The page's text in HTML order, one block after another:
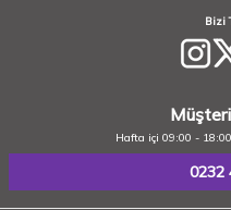
Bizi
Hafta içi 09:00 -
0232